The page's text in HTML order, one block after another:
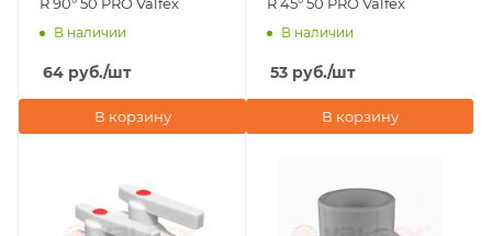
В наличии
64 руб./шт
В корзину
В наличии
53 руб./шт
В корзину